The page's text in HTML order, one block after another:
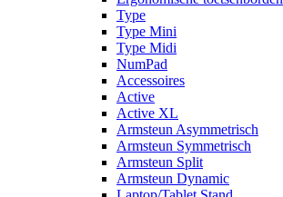
Type
Type Mini
Type Midi
NumPad
Accessoires
Active
Active XL
Armsteun Asymmetrisch
Armsteun Symmetrisch
Armsteun Split
Armsteun Dynamic